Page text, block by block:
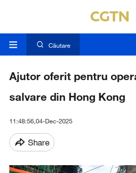
Căutare
Ajutor oferit pentru
salvare din Hong Kong
11:48:56,04-Dec-2025
Share